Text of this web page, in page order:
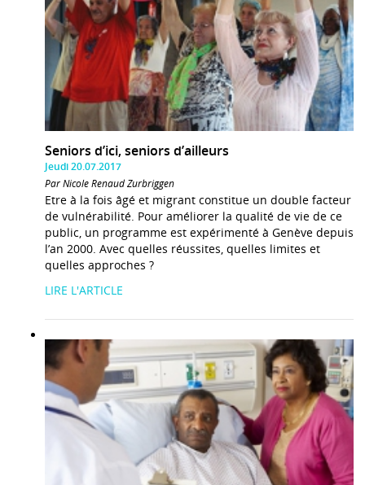
Seniors d’ici, seniors d’ailleurs
Jeudi 20.07.2017
Par Nicole Renaud Zurbriggen
Etre à la fois âgé et migrant constitue un double facteur
de vulnérabilité. Pour améliorer la qualité de vie de ce
public, un programme est expérimenté à Genève depuis
l’an 2000. Avec quelles réussites, quelles limites et
quelles approches ?
LIRE L'ARTICLE